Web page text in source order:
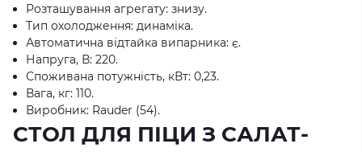
Розташування агрегату: знизу.
Тип охолодження: динаміка.
Автоматична відтайка випарника: є.
Напруга, В: 220.
Споживана потужність, кВт: 0,23.
Вага, кг: 110.
Виробник: Rauder (54).
СТОЛ ДЛЯ ПІЦИ З САЛАТ-